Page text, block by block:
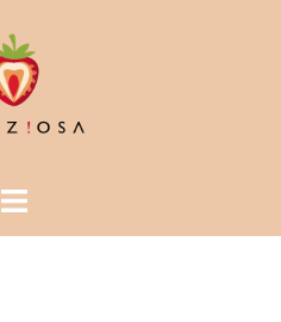
Mostra/Nascondi